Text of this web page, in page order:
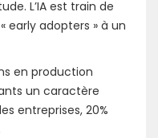
L’IA est train de
early adopters » à un
en production
un caractère
entreprises, 20%